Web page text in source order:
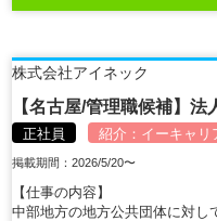
株式会社アイネック
【名古屋/管理職候補】
正社員 紹介： イーキャリ
掲載期間：2026/5/20〜
【仕事の内容】
中部地方の地方公共団体に対し